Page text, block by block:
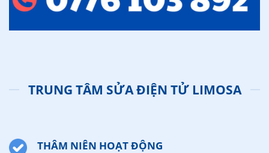
TRUNG TÂM SỬA ĐIỆN TỬ LIMOSA
THÂM NIÊN HOẠT ĐỘNG